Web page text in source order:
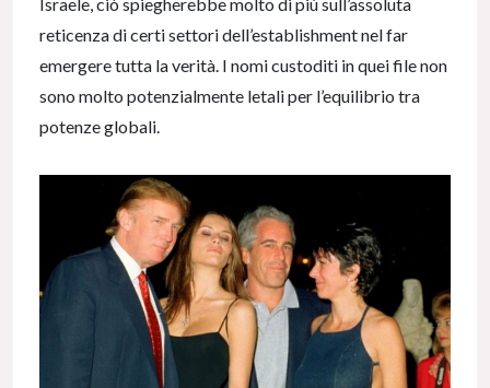
reticenza di certi settori dell’establishment nel far
emergere tutta la verità. I nomi custoditi in quei file non
sono molto potenzialmente letali per l’equilibrio tra
potenze globali.